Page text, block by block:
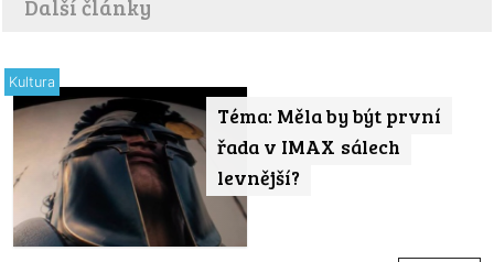
Další články
Téma: Měla by být první
řada v IMAX sálech
levnější?
Kultura